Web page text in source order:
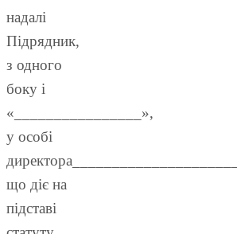
надалі
Підрядник,
з одного
боку і
«________________»,
у особі
що діє на
підставі